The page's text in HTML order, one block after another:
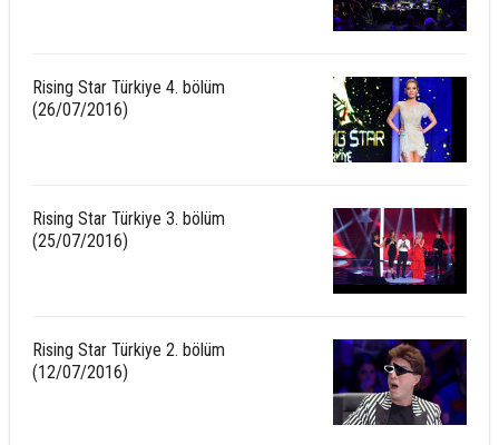
Rising Star Türkiye 4. bölüm
(26/07/2016)
Rising Star Türkiye 3. bölüm
(25/07/2016)
Rising Star Türkiye 2. bölüm
(12/07/2016)